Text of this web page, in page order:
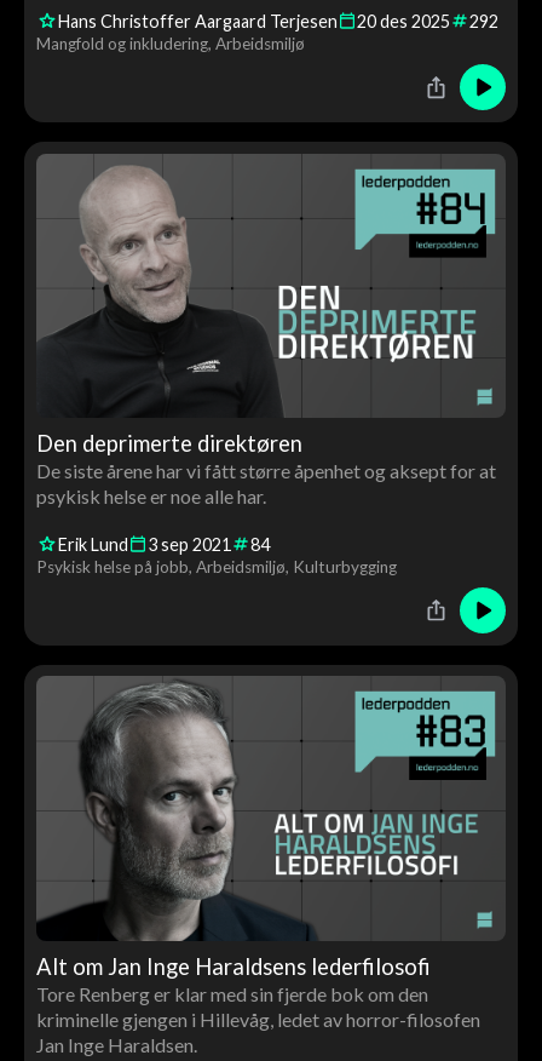
Hans Christoffer Aargaard Terjesen 20des 2025 292
Mangfold og inkludering Arbeidsmiljø
Den deprimerte direktøren
De siste årene har vi fått større åpenhet og aksept for at
psykisk helse er noe alle har.
Erik Lund 3sep 2021 84
Psykisk helse på jobb Arbeidsmiljø Kulturbygging
Alt om Jan Inge Haraldsens lederfilosofi
Tore Renberg er klar med sin fjerde bok om den
kriminelle gjengen i Hillevåg, ledet av horror-filosofen
Jan Inge Haraldsen.